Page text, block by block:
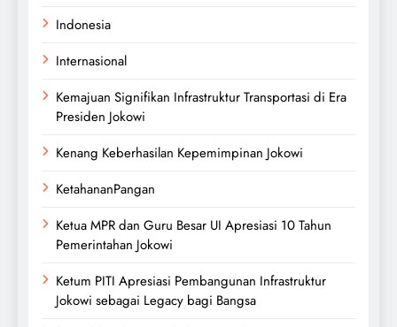
Indonesia
Internasional
Kemajuan Signifikan Infrastruktur Transportasi di Era
Presiden Jokowi
Kenang Keberhasilan Kepemimpinan Jokowi
KetahananPangan
Ketua MPR dan Guru Besar UI Apresiasi 10 Tahun
Pemerintahan Jokowi
Ketum PITI Apresiasi Pembangunan Infrastruktur
Jokowi sebagai Legacy bagi Bangsa